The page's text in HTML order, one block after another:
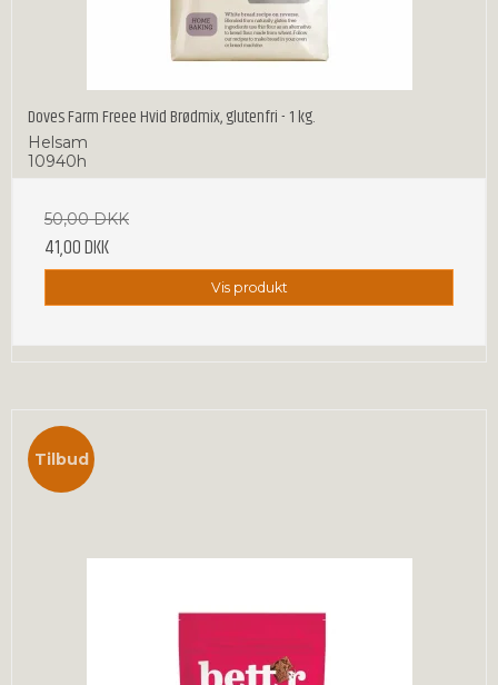
Doves Farm Freee Hvid Brødmix, glutenfri - 1 kg.
Helsam
10940h
50,00 DKK
41,00 DKK
Vis produkt
Tilbud